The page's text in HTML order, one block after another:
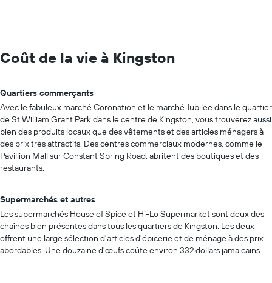
Coût de la vie à Kingston
Quartiers commerçants
Avec le fabuleux marché Coronation et le marché Jubilee dans le quartier
de St William Grant Park dans le centre de Kingston, vous trouverez aussi
bien des produits locaux que des vêtements et des articles ménagers à
des prix très attractifs. Des centres commerciaux modernes, comme le
Pavillion Mall sur Constant Spring Road, abritent des boutiques et des
restaurants.
Supermarchés et autres
Les supermarchés House of Spice et Hi-Lo Supermarket sont deux des
chaînes bien présentes dans tous les quartiers de Kingston. Les deux
offrent une large sélection d'articles d'épicerie et de ménage à des prix
abordables. Une douzaine d'œufs coûte environ 332 dollars jamaïcains.